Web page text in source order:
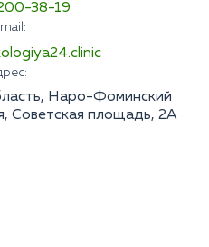
38-19
Наро-Фоминский
Советская площадь, 2А